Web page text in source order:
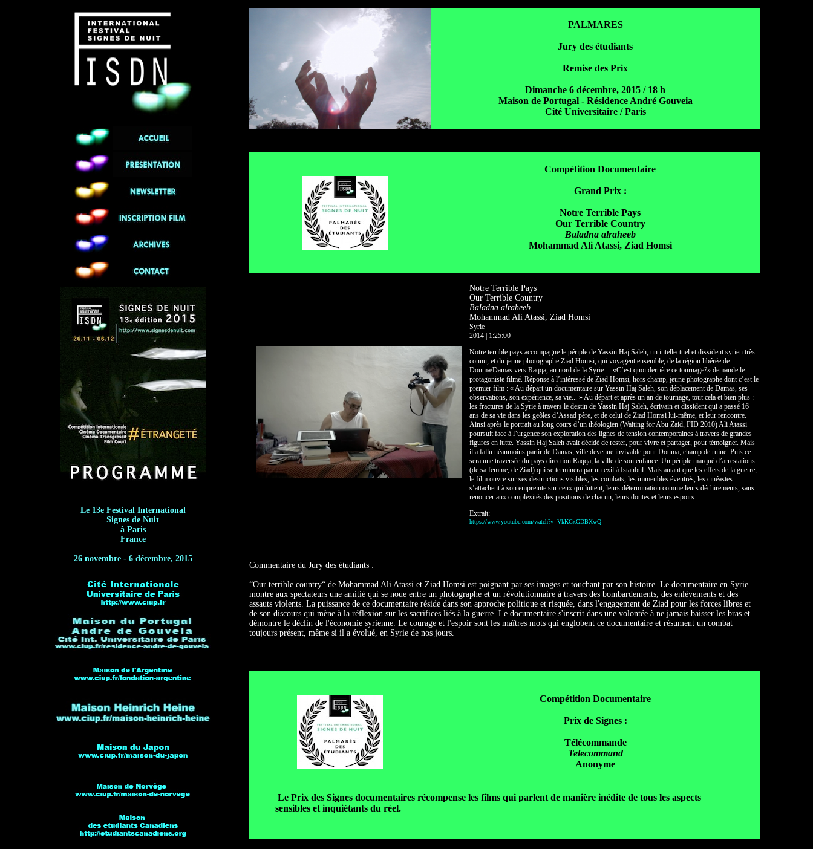
Le 13e Festival International
Signes de Nuit
à Paris
France
26 novembre - 6 décembre, 2015
PALMARES
Jury des étudiants
Remise des Prix
Dimanche 6 décembre, 2015 / 18 h
Maison de Portugal - Résidence André Gouveia
Cité Universitaire / Paris
Compétition Documentaire
Grand Prix:
Notre Terrible Pays
Our Terrible Country
Baladna alraheeb
Mohammad Ali Atassi, Ziad Homsi
Notre Terrible Pays
Our Terrible Country
Baladna alraheeb
Mohammad Ali Atassi, Ziad Homsi
Syrie
2014 | 1:25:00
Notre terrible pays accompagne le périple de Yassin Haj Saleh, un intellectuel et dissident syrien très
connu, et du jeune photographe Ziad Homsi, qui voyagent ensemble, de la région libérée de
Douma/Damas vers Raqqa, au nord de la Syrie… «C’est quoi derrière ce tournage?» demande le
protagoniste filmé. Réponse à l’intéressé de Ziad Homsi, hors champ, jeune photographe dont c’est le
premier film : « Au départ un documentaire sur Yassin Haj Saleh, son déplacement de Damas, ses
observations, son expérience, sa vie... » Au départ et après un an de tournage, tout cela et bien plus :
les fractures de la Syrie à travers le destin de Yassin Haj Saleh, écrivain et dissident qui a passé 16
ans de sa vie dans les geôles d’Assad père, et de celui de Ziad Homsi lui-même, et leur rencontre.
Ainsi après le portrait au long cours d’un théologien (Waiting for Abu Zaid, FID 2010) Ali Atassi
poursuit face à l’urgence son exploration des lignes de tension contemporaines à travers de grandes
figures en lutte. Yassin Haj Saleh avait décidé de rester, pour vivre et partager, pour témoigner. Mais
il a fallu néanmoins partir de Damas, ville devenue invivable pour Douma, champ de ruine. Puis ce
sera une traversée du pays direction Raqqa, la ville de son enfance. Un périple marqué d’arrestations
(de sa femme, de Ziad) qui se terminera par un exil à Istanbul. Mais autant que les effets de la guerre,
le film ouvre sur ses destructions visibles, les combats, les immeubles éventrés, les cinéastes
s’attachent à son empreinte sur ceux qui luttent, leurs détermination comme leurs déchirements, sans
renoncer aux complexités des positions de chacun, leurs doutes et leurs espoirs.
Extrait:
https://www.youtube.com/watch?v=VkKGxGDBXwQ
Commentaire du Jury des étudiants :
“Our terrible country“ de Mohammad Ali Atassi et Ziad Homsi est poignant par ses images et touchant par son histoire. Le documentaire en Syrie
montre aux spectateurs une amitié qui se noue entre un photographe et un révolutionnaire à travers des bombardements, des enlèvements et des
assauts violents. La puissance de ce documentaire réside dans son approche politique et risquée, dans l'engagement de Ziad pour les forces libres et
de son discours qui mène à la réflexion sur les sacrifices liés à la guerre. Le documentaire s'inscrit dans une volontée à ne jamais baisser les bras et
démontre le déclin de l'économie syrienne. Le courage et l'espoir sont les maîtres mots qui englobent ce documentaire et résument un combat
toujours présent, même si il a évolué, en Syrie de nos jours.
Compétition Documentaire
Prix de Signes :
Télécommande
Telecommand
Anonyme
Le Prix des Signes documentaires récompense les films qui parlent de manière inédite de tous les aspects
sensibles et inquiétants du réel.